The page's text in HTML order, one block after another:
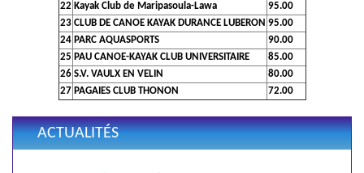
22 Kayak Club de Maripasoula-Lawa
95.00
23 CLUB DE CANOE KAYAK DURANCE LUBERON 95.00
24 PARC AQUASPORTS
90.00
25 PAU CANOE-KAYAK CLUB UNIVERSITAIRE
85.00
26 S.V. VAULX EN VELIN
80.00
27 PAGAIES CLUB THONON 72.00
ACTUALITÉS